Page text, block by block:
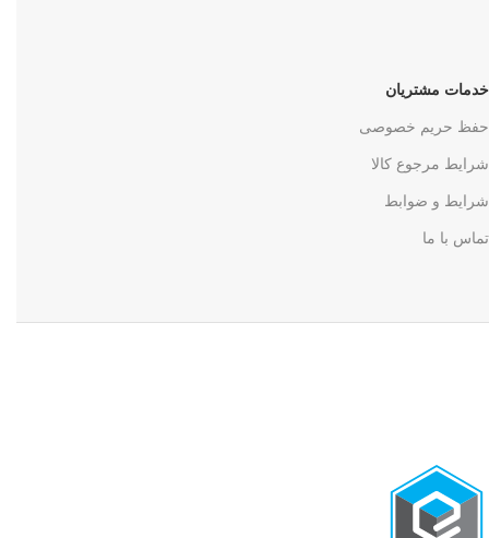
خدمات مشتریان
حفظ حریم خصوصی
شرایط مرجوع کالا
شرایط و ضوابط
تماس با ما